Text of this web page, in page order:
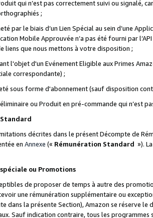
qui n’est pas correctement suivi ou signalé,
;
par le biais d’un Lien Spécial au sein d’une
Mobile Approuvée n’a pas été fourni par
liens que nous mettons à votre disposition ;
l'objet d'un Evénement Eligible aux Primes
correspondante) ;
sous forme d'abonnement (sauf disposition
ou Produit en pré-commande qui n’est
décrites dans le présent Décompte de
en Annexe (« Rémunération Standard »).
ou Promotions
de proposer de temps à autre des
une rémunération supplémentaire ou
dans la présente Section), Amazon se réserve
Sauf indication contraire, tous les